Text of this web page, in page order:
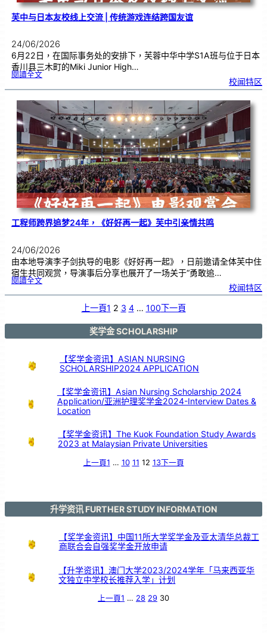
芙中与日本友校线上交流 | 传统游戏连结跨国友谊
24/06/2026
6月22日，在国际事务处的安排下，芙蓉中华中学S1A班与位于日本
香川县三木町的Miki Junior High…
閱讀全文:芙
日
友
校
线
上
流
|传
统
游
戏
连
结
跨
国
友
谊
校闻特区
工程师跨界追梦24年，《好好再一起》芙中引亲情共鸣
24/06/2026
由本地导演李子剑执导的电影《好好再一起》，日前邀请全体芙中住
宿生共同观赏，导演事后分享也展开了一场关于“勇敢追…
閱讀全文:工
跨
，
好
校闻特区
上一頁1 2 3 4 … 100下一頁
奖学金 SCHOLARSHIP
【奖学金资讯】ASIAN NURSING
SCHOLARSHIP2024 APPLICATION
【奖学金资讯】Asian Nursing Scholarship 2024
Application/亚洲护理奖学金2024-Interview Dates &
Location
【奖学金资讯】The Kuok Foundation Study Awards
2023 at Malaysian Private Universities
上一頁1 … 10 11 12 13下一頁
升学资讯 FURTHER STUDY INFORMATION
【奖学金资讯】中国11所大学奖学金及亚太清华总裁工
商联合会自强奖学金开放申请
【升学资讯】澳门大学2023/2024学年「马来西亚华
文独立中学校长推荐入学」计划
上一頁1 … 28 29 30